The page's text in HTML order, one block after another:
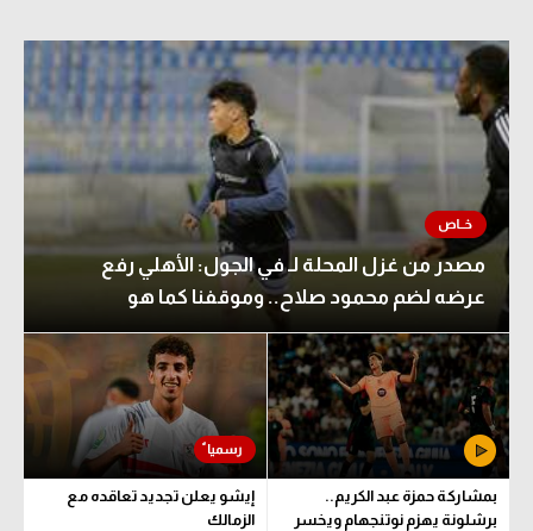
مصدر من غزل المحلة لـ في الجول: الأهلي رفع
عرضه لضم محمود صلاح.. وموقفنا كما هو
بمشاركة حمزة عبد الكريم..
برشلونة يهزم نوتنجهام ويخسر
إيشو يعلن تجديد تعاقده مع
الزمالك